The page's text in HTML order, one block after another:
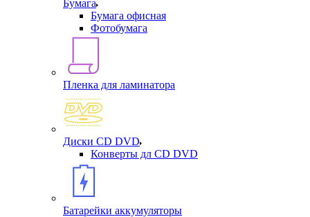
Бумага
Бумага офисная
Фотобумага
Пленка для ламинатора
Диски CD DVD
Конверты дл CD DVD
Батарейки аккумуляторы